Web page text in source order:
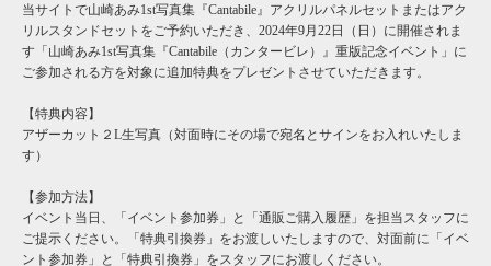
当サイトで山崎あみ1st写真集『Cantabile』アクリルパネルセットまたはアク
リルスタンドセットをご予約いただき、2024年9月22日（日）に開催されま
す「山崎あみ1st写真集『Cantabile（カンタービレ）』重版記念イベント」に
ご参加される方を対象に追加特典をプレゼントさせていただきます。
【特典内容】
アザーカット２L生写真（対面時にその場で宛名とサインをお入れいたしま
す）
【参加方法】
イベント当日、「イベント参加券」と「通販ご購入履歴」を担当スタッフに
ご提示ください。「特典引換券」をお渡しいたしますので、対面前に「イベ
ント参加券」と「特典引換券」をスタッフにお渡しください。